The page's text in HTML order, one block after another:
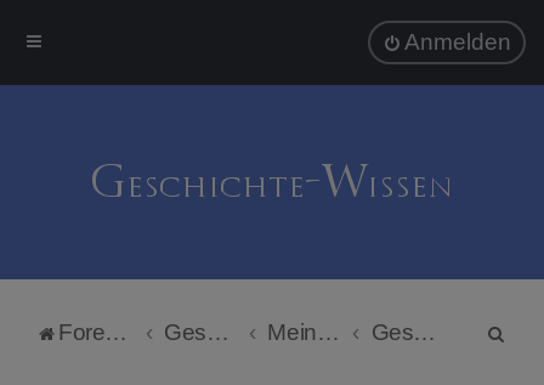
Anmelden
Foren-Übersicht Geschichte-Wissen Meinungen und Kommentare Geschichte-Wissen Autorenportal